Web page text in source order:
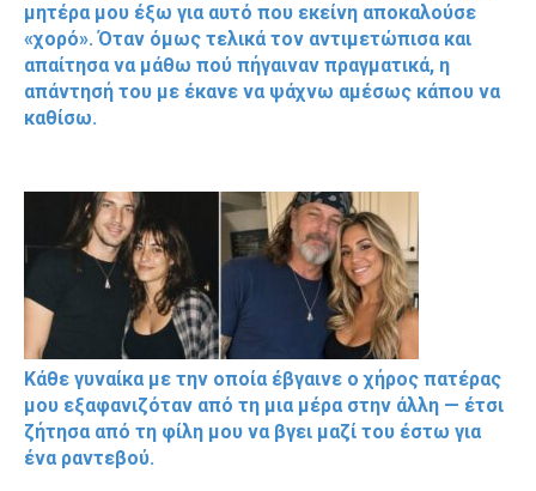
μητέρα μου έξω για αυτό που εκείνη αποκαλούσε
«χορό». Όταν όμως τελικά τον αντιμετώπισα και
απαίτησα να μάθω πού πήγαιναν πραγματικά, η
απάντησή του με έκανε να ψάχνω αμέσως κάπου να
καθίσω.
Κάθε γυναίκα με την οποία έβγαινε ο χήρος πατέρας
μου εξαφανιζόταν από τη μια μέρα στην άλλη — έτσι
ζήτησα από τη φίλη μου να βγει μαζί του έστω για
ένα ραντεβού.